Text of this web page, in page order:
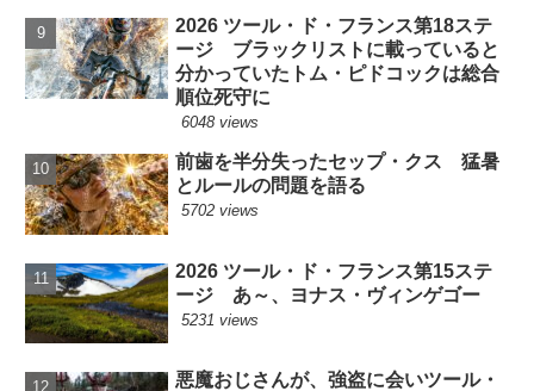
2026 ツール・ド・フランス第18ステ
ージ ブラックリストに載っていると
分かっていたトム・ピドコックは総合
順位死守に
6048 views
前歯を半分失ったセップ・クス 猛暑
とルールの問題を語る
5702 views
2026 ツール・ド・フランス第15ステ
ージ あ～、ヨナス・ヴィンゲゴー
5231 views
悪魔おじさんが、強盗に会いツール・